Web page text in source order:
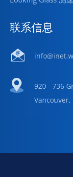
联系信息
920 - 736
Vancouver,